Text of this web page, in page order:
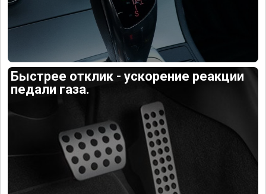
Быстрее отклик - ускорение реакции
педали газа.